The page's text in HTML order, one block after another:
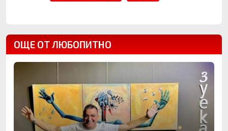
ОЩЕ ОТ ЛЮБОПИТНО